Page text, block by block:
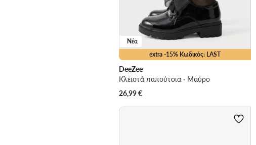
extra -15% Κωδικός: LAST
Νέα
DeeZee
Κλειστά παπούτσια · Μαύρο
26,99€